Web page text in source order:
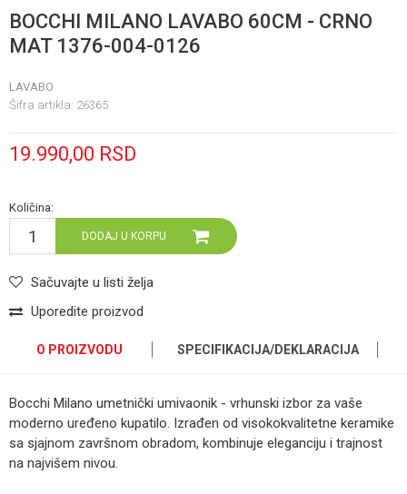
BOCCHI MILANO LAVABO 60CM - CRNO
MAT 1376-004-0126
LAVABO
Šifra artikla: 26365
19.990,00 RSD
Količina:
DODAJ U KORPU
Sačuvajte u listi želja
Uporedite proizvod
O PROIZVODU SPECIFIKACIJA/DEKLARACIJA
Bocchi Milano umetnički umivaonik - vrhunski izbor za vaše
moderno uređeno kupatilo. Izrađen od visokokvalitetne keramike
sa sjajnom završnom obradom, kombinuje eleganciju i trajnost
na najvišem nivou.